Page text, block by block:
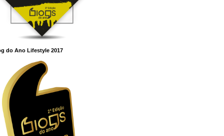
do Ano Lifestyle 2017